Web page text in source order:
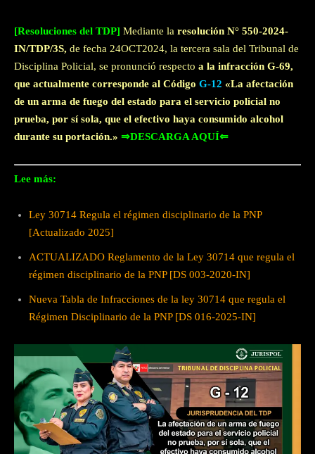
[Resoluciones del TDP] Mediante la resolución N° 550-2024-
IN/TDP/3S, de fecha 24OCT2024, la tercera sala del Tribunal de
Disciplina Policial, se pronunció respecto a la infracción G-69,
que actualmente corresponde al Código G-12 «La afectación
de un arma de fuego del estado para el servicio policial no
prueba, por sí sola, que el efectivo haya consumido alcohol
durante su portación.» ⇒DESCARGA AQUÍ⇐
Lee más:
Ley 30714 Regula el régimen disciplinario de la PNP
[Actualizado 2025]
ACTUALIZADO Reglamento de la Ley 30714 que regula el
régimen disciplinario de la PNP [DS 003-2020-IN]
Nueva Tabla de Infracciones de la ley 30714 que regula el
Régimen Disciplinario de la PNP [DS 016-2025-IN]